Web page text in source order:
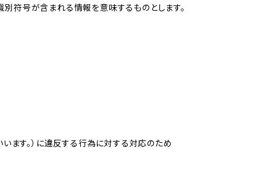
別符号が含まれる情報を意味するものとします。
います。）に違反する行為に対する対応のため